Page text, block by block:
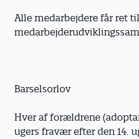
Alle medarbejdere får ret
Barselsorlov
Hver af forældrene
ugers fravær efter den 14.